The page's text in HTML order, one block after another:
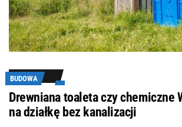
BUDOWA
Drewniana toaleta czy chemiczne
na działkę bez kanalizacji